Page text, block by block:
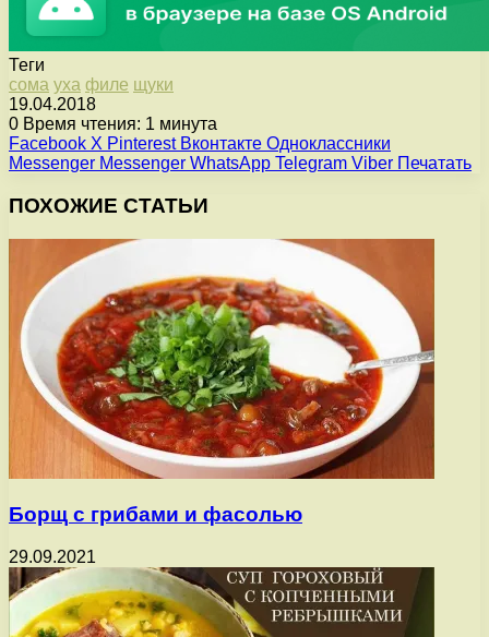
Теги
сома уха филе щуки
19.04.2018
0 Время чтения: 1 минута
Facebook X Pinterest Вконтакте Одноклассники
Messenger Messenger WhatsApp Telegram Viber Печатать
ПОХОЖИЕ СТАТЬИ
Борщ с грибами и фасолью
29.09.2021